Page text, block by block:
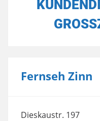
Fernseh Zinn
Dieskaustr. 197